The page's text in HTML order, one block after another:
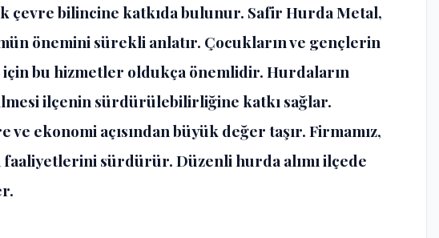
çevre bilincine katkıda bulunur. Safir Hurda Metal,
önemini sürekli anlatır. Çocukların ve gençlerin
bu hizmetler oldukça önemlidir. Hurdaların
ilçenin sürdürülebilirliğine katkı sağlar.
ve ekonomi açısından büyük değer taşır. Firmamız,
faaliyetlerini sürdürür. Düzenli hurda alımı ilçede